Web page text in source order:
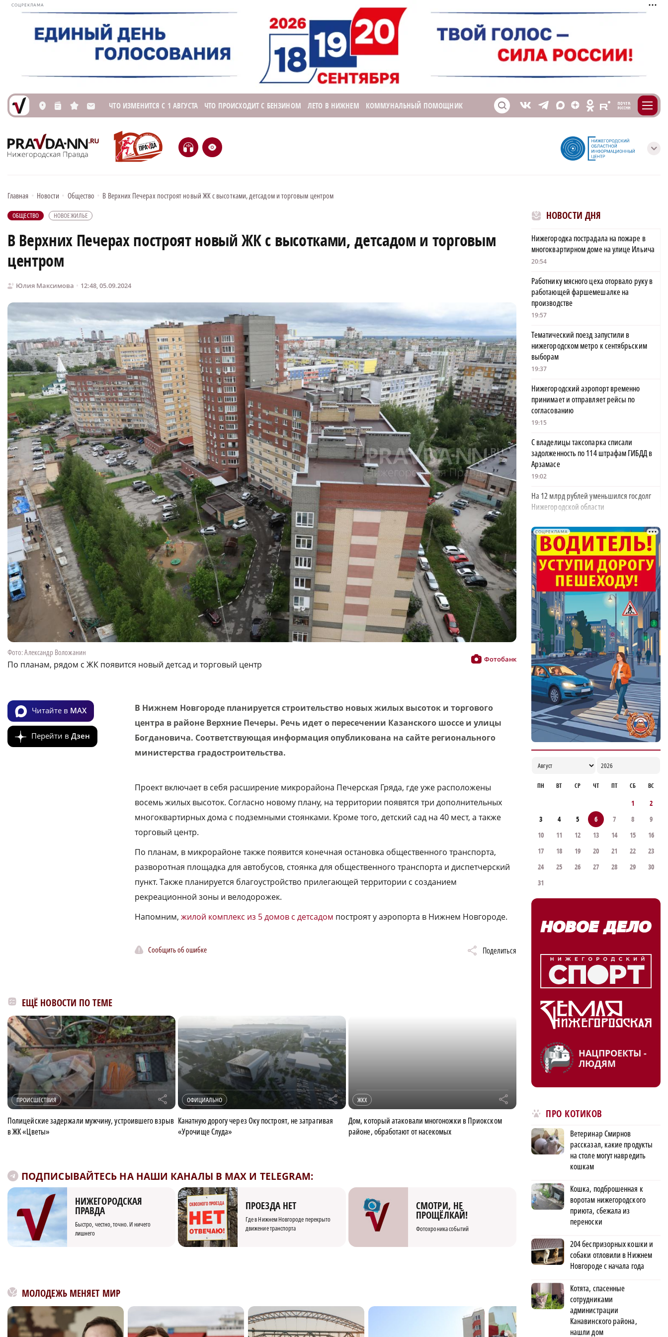
СОЦРЕКЛАМА
L n s M ЧТО ИЗМЕНИТСЯ С 1 АВГУСТА ЧТО ПРОИСХОДИТ С БЕНЗИНОМ ЛЕТО В НИЖНЕМ КОММУНАЛЬНЫЙ ПОМОЩНИК S V T X Z O E m
H e с
Главная • Новости • Общество • В Верхних Печерах построят новый ЖК с высотками, детсадом и торговым центром
ОБЩЕСТВО НОВОЕ ЖИЛЬЕ
В Верхних Печерах построят новый ЖК с высотками, детсадом и торговым
центром
Юлия Максимова 12:48, 05.09.2024
Фото: Александр Воложанин
По планам, рядом с ЖК появится новый детсад и торговый центр Фотобанк
Читайте в MAX
Перейти в Дзен
В Нижнем Новгороде планируется строительство новых жилых высоток и торгового
центра в районе Верхние Печеры. Речь идет о пересечении Казанского шоссе и улицы
Богдановича. Соответствующая информация опубликована на сайте регионального
министерства градостроительства.
Проект включает в себя расширение микрорайона Печерская Гряда, где уже расположены
восемь жилых высоток. Согласно новому плану, на территории появятся три дополнительных
многоквартирных дома с подземными стоянками. Кроме того, детский сад на 40 мест, а также
торговый центр.
По планам, в микрорайоне также появится конечная остановка общественного транспорта,
разворотная площадка для автобусов, стоянка для общественного транспорта и диспетчерский
пункт. Также планируется благоустройство прилегающей территории с созданием
рекреационной зоны и велодорожек.
Напомним, жилой комплекс из 5 домов с детсадом построят у аэропорта в Нижнем Новгороде.
Сообщить об ошибке Поделиться
ЕЩЁ НОВОСТИ ПО ТЕМЕ
ПРОИСШЕСТВИЯ r
Полицейские задержали мужчину, устроившего взрыв
в ЖК «Цветы»
ОФИЦИАЛЬНО r
Канатную дорогу через Оку построят, не затрагивая
«Урочище Слуда»
ЖКХ r
Дом, который атаковали многоножки в Приокском
районе, обработают от насекомых
ПОДПИСЫВАЙТЕСЬ НА НАШИ КАНАЛЫ В MAX И TELEGRAM:
НИЖЕГОРОДСКАЯ
ПРАВДА
Быстро, честно, точно. И ничего
лишнего
ПРОЕЗДА НЕТ
Где в Нижнем Новгороде перекрыто
движение транспорта
СМОТРИ, НЕ
ПРОЩЁЛКАЙ!
Фотохроника событий
МОЛОДЕЖЬ МЕНЯЕТ МИР
НОВОСТИ ДНЯ
Нижегородка пострадала на пожаре в
многоквартирном доме на улице Ильича
20:54
Работнику мясного цеха оторвало руку в
работающей фаршемешалке на
производстве
19:57
Тематический поезд запустили в
нижегородском метро к сентябрьским
выборам
19:37
Нижегородский аэропорт временно
принимает и отправляет рейсы по
согласованию
19:15
С владелицы таксопарка списали
задолженность по 114 штрафам ГИБДД в
Арзамасе
19:02
На 12 млрд рублей уменьшился госдолг
Нижегородской области
В Нижегородской области тестируют
дроны для контроля сброса мусора
18:37
В Нижегородской области выделят 10 млн
рублей на поддержку «СВОё дело»
18:08
34 млрд рублей направят на поддержку
нижегородских семей в этом году
18:03
В Нижегородской области поздравили
ветеранов строительной отрасли
18:02
СОЦРЕКЛАМА
ПН ВТ СР ЧТ ПТ СБ ВС
1
2
3
4 5 6 7 8
9
10
11 12 13 14 15
16
17
18 19 20 21 22
23
24
25 26 27 28 29
30
31
НАЦПРОЕКТЫ -
ЛЮДЯМ
ПРО КОТИКОВ
Ветеринар Смирнов
рассказал, какие продукты
на столе могут навредить
кошкам
Кошка, подброшенная к
воротам нижегородского
приюта, сбежала из
переноски
204 беспризорных кошки и
собаки отловили в Нижнем
Новгороде с начала года
Котята, спасенные
сотрудниками
администрации
Канавинского района,
нашли дом